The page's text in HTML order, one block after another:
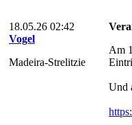
18.05.26 02:42
Vogel
Madeira-Strelitzie
Am
Und